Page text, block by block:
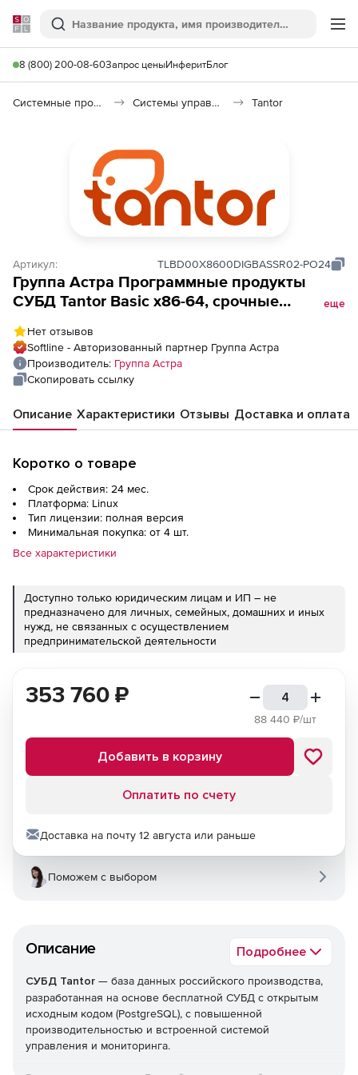
Softline
Поиск
8 (800) 200-08-60Запрос ценыИнферитБлог
Системные программы Системы управления базами данных (Импортозамещение) Tantor
Артикул: TLBD00Х8600DIGBASSR02-PO24
Группа Астра Программные продукты
СУБД Tantor Basic х86-64, срочные
со встроенной платформой PostgreSQL
«Тантор», на базе п/а х86-64, для сервера
на 1 физическое или виртуальное ядро,
обновлениями Тип 2 на 24 мес.
еще
Нет отзывов
Softline - Авторизованный партнер Группа Астра
Производитель: Группа Астра
Скопировать ссылку
Описание Характеристики Отзывы Доставка и оплата
Коротко о товаре
Срок действия: 24 мес.
Платформа: Linux
Тип лицензии: полная версия
Минимальная покупка: от 4 шт.
Все характеристики
Доступно только юридическим лицам и ИП – не
предназначено для личных, семейных, домашних и иных
нужд, не связанных с осуществлением
предпринимательской деятельности
Описание Подробнее
СУБД Tantor — база данных российского производства,
разработанная на основе бесплатной СУБД с открытым
исходным кодом (PostgreSQL), с повышенной
производительностью и встроенной системой
управления и мониторинга.
353 760 ₽
88 440 ₽/шт
Добавить в корзину
Оплатить по счету
Доставка на почту 12 августа или раньше
Поможем с выбором